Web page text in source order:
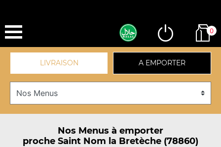
0
LIVRAISON A EMPORTER
Nos Menus à emporter
proche Saint Nom la Bretèche (78860)